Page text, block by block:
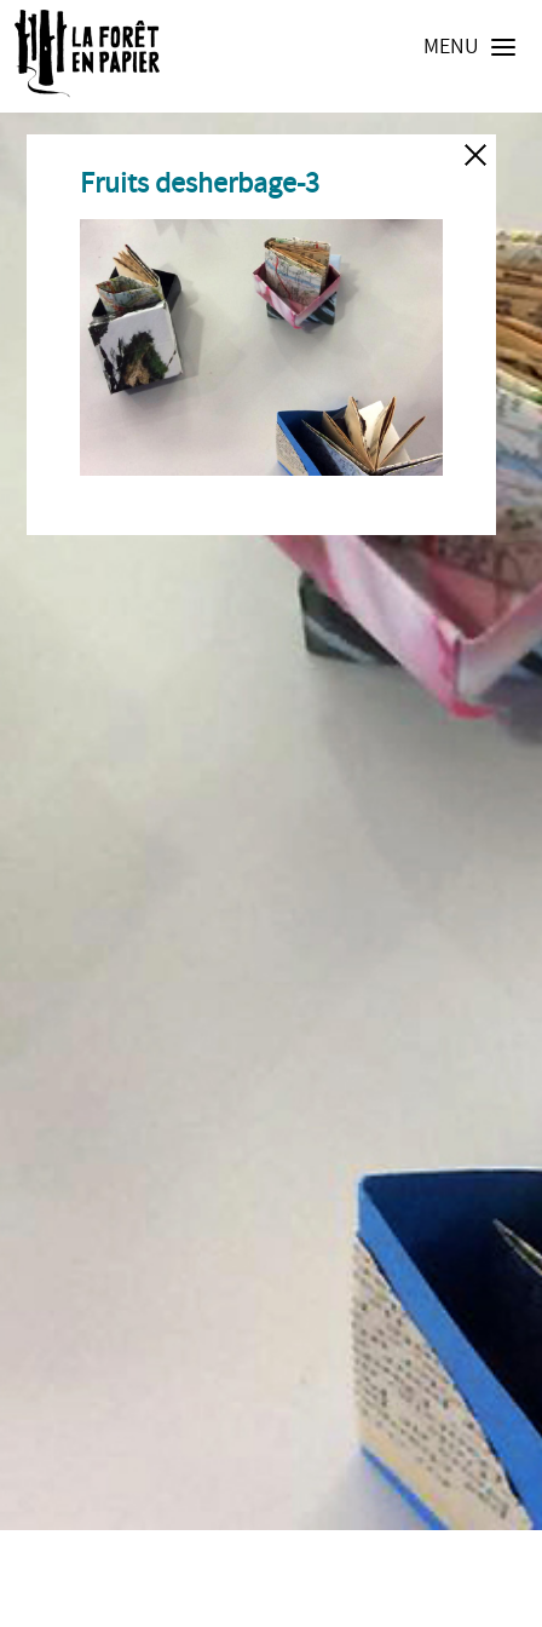
MENU
Fruits desherbage-3